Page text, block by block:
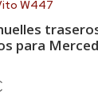
para